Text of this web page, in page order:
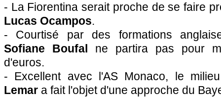
- La Fiorentina serait proche de se faire
Lucas Ocampos.
- Courtisé par des formations
Sofiane Boufal ne partira pas pour
d'euros.
- Excellent avec l'AS Monaco, le
Lemar a fait l'objet d'une approche du